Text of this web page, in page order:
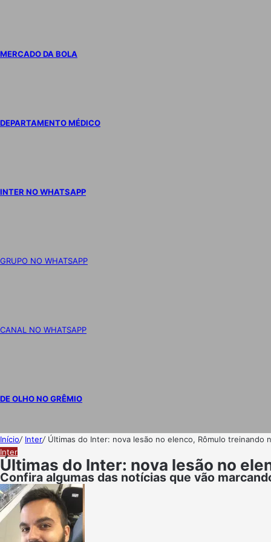
MERCADO DA BOLA
DEPARTAMENTO MÉDICO
INTER NO WHATSAPP
GRUPO NO WHATSAPP
CANAL NO WHATSAPP
DE OLHO NO GRÊMIO
Início/ Inter/ Últimas do Inter: nova lesão no elenco, Rômulo treinando
Inter
Últimas do Inter: nova lesão no
Confira algumas das notícias que vão